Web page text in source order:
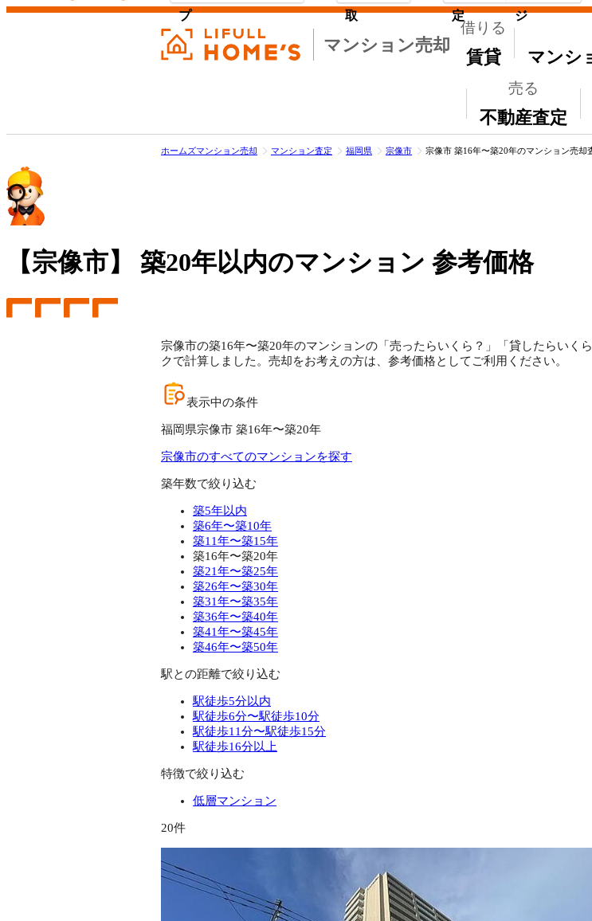
マンション売却
借りる
賃貸 マンシ
売る
不動産査定
プ 取 定 ジ
ホームズマンション売却 マンション査定 福岡県 宗像市 宗像市 築16年〜築20年のマンション売却
【宗像市】 築20年以内のマンション 参考価格
宗像市の築16年〜築20年のマンションの「売ったらいくら？」「貸したらいく
クで計算しました。売却をお考えの方は、参考価格としてご利用ください。
表示中の条件
福岡県宗像市 築16年〜築20年
宗像市のすべてのマンションを探す
築年数で絞り込む
築5年以内
築6年〜築10年
築11年〜築15年
築16年〜築20年
築21年〜築25年
築26年〜築30年
築31年〜築35年
築36年〜築40年
築41年〜築45年
築46年〜築50年
駅との距離で絞り込む
駅徒歩5分以内
駅徒歩6分〜駅徒歩10分
駅徒歩11分〜駅徒歩15分
駅徒歩16分以上
特徴で絞り込む
低層マンション
20件